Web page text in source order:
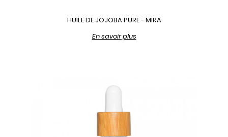
HUILE DE JOJOBA PURE - MIRA
En savoir plus